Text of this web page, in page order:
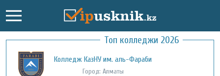
Топ колледжи 2026
Колледж КазНУ им. аль-Фараби
Город: Алматы